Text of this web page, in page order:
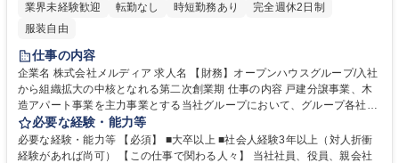
業界未経験歓迎
転勤なし 時短勤務あり
完全週休2日制
服装自由
仕事の内容
企業名 株式会社メルディア 求人名 【財務】オープンハウスグループ/入社
から組織拡大の中核となれる第二次創業期 仕事の内容 戸建分譲事業、木
造アパート事業を主力事業とする当社グループにおいて、グループ各社の
財務業務を担当していただきます。日々の入出金の管理から、年間千件以
上の不動産売買管理、数億円～数十億円の資金調達 まで経験することがで
きます。 【具体的には】■日々の入出金の管理 ■資金繰り管理 ■金融機関
必要な経験・能力等
必要な経験・能力等 【必須】 ■大卒以上 ■社会人経験3年以上（対人折衝
経験があれば尚可） 【この仕事で関わる人々】 当社社員、役員、親会社